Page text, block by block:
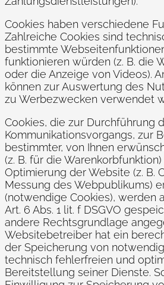
Cookies haben verschiedene
Zahlreiche Cookies sind
bestimmte
funktionieren würden (z. B. die
oder die Anzeige von Videos).
können zur Auswertung des
zu Werbezwecken verwendet
Cookies, die zur Durchführung
Kommunikationsvorgangs, zur
bestimmter, von Ihnen
(z. B. für die
Optimierung der Website (z. B.
Messung des Webpublikums)
(notwendige Cookies), werden
Art. 6 Abs. 1 lit. f DSGVO
andere Rechtsgrundlage
Websitebetreiber hat ein
der Speicherung von
technisch fehlerfreien und
Bereitstellung seiner Dienste.